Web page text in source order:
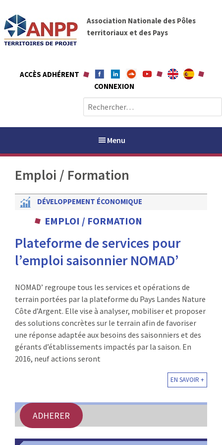
t
A
N
P
P
Association Nationale des Pôles
territoriaux et des Pays
ACCÈS ADHÉRENT
CONNEXION
e
c
c
e
Menu
RENCONTRES
PUBLICATIONS
JURIDIQUE
EUROPE
EMPLOI
Emploi / Formation
DÉVELOPPEMENT ÉCONOMIQUE
EMPLOI / FORMATION
Plateforme de services pour
l’emploi saisonnier NOMAD’
NOMAD’ regroupe tous les services et opérations de
terrain portées par la plateforme du Pays Landes Nature
Côte d’Argent. Elle vise à analyser, mobiliser et proposer
des solutions concrètes sur le terrain afin de favoriser
une réponse adaptée aux besoins des saisonniers et des
gérants d’établissements impactés par la saison. En
2016, neuf actions seront
EN SAVOIR +
ADHERER